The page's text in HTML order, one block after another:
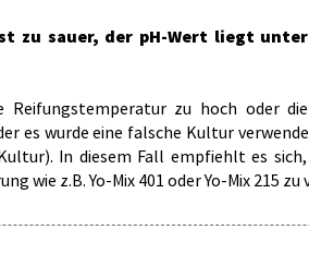
zu sauer, der pH-Wert liegt unter
Reifungstemperatur zu hoch oder
es wurde eine falsche Kultur
In diesem Fall empfiehlt es
wie z.B. Yo-Mix 401 oder Yo-Mix 215 zu